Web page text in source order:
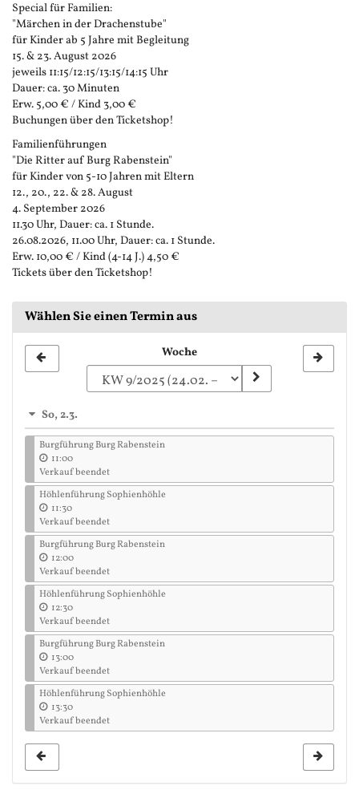
Special für Familien:
"Märchen in der Drachenstube"
für Kinder ab 5 Jahre mit Begleitung
15. & 23. August 2026
jeweils 11:15/12:15/13:15/14:15 Uhr
Dauer: ca. 30 Minuten
Erw. 5,00 € / Kind 3,00 €
Buchungen über den Ticketshop!
Familienführungen
"Die Ritter auf Burg Rabenstein"
für Kinder von 5-10 Jahren mit Eltern
12., 20., 22. & 28. August
4. September 2026
11.30 Uhr, Dauer: ca. 1 Stunde.
26.08.2026, 11.00 Uhr, Dauer: ca. 1 Stunde.
Erw. 10,00 € / Kind (4-14 J.) 4,50 €
Tickets über den Ticketshop!
Wählen Sie einen Termin aus
zur
auswählen
Woche
So, 2.3.
Burgführung Burg Rabenstein
11:00
Verkauf beendet
Höhlenführung Sophienhöhle
11:30
Verkauf beendet
Burgführung Burg Rabenstein
12:00
Verkauf beendet
Höhlenführung Sophienhöhle
12:30
Verkauf beendet
Burgführung Burg Rabenstein
13:00
Verkauf beendet
Höhlenführung Sophienhöhle
13:30
Verkauf beendet